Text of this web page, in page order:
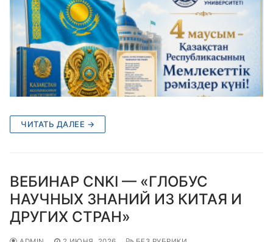
ЧИТАТЬ ДАЛЕЕ →
ВЕБИНАР CNKI — «ГЛОБУС
НАУЧНЫХ ЗНАНИЙ ИЗ КИТАЯ И
ДРУГИХ СТРАН»